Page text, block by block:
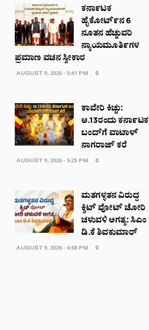
ಕರ್ನಾಟಕ
ಹೈಕೋರ್ಟ್‌ನ 6
ನೂತನ ಹೆಚ್ಚುವರಿ
ನ್ಯಾಯಮೂರ್ತಿಗಳ
ಪ್ರಮಾಣ ವಚನ ಸ್ವೀಕಾರ
AUGUST 9, 2026 - 5:41 PM 0
ಕಾವೇರಿ ಕಿಚ್ಚು:
ಆ.13ರಂದು ಕರ್ನಾಟಕ
ಬಂದ್‌ಗೆ ವಾಟಾಳ್
ನಾಗರಾಜ್ ಕರೆ
AUGUST 9, 2026 - 5:25 PM 0
ಮತಗಳ್ಳತನ ವಿರುದ್ಧ
ಕ್ವಿಟ್ ವೋಟ್ ಚೋರಿ
ಚಳುವಳಿ ಅಗತ್ಯ: ಸಿಎಂ
ಡಿ.ಕೆ ಶಿವಕುಮಾರ್
AUGUST 9, 2026 - 4:58 PM 0